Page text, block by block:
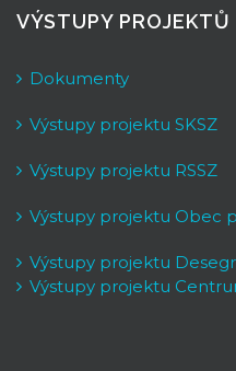
VÝSTUPY PROJEKTŮ
Dokumenty
Výstupy projektu SKSZ
Výstupy projektu RSSZ
Výstupy projektu Obec
Výstupy projektu
Výstupy projektu